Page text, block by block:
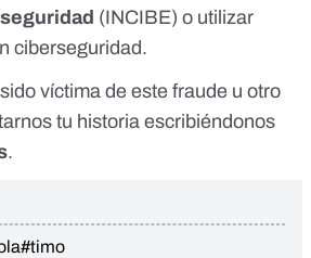
(INCIBE) o utilizar
ciberseguridad.
víctima de este fraude u otro
tu historia escribiéndonos
.
#timo